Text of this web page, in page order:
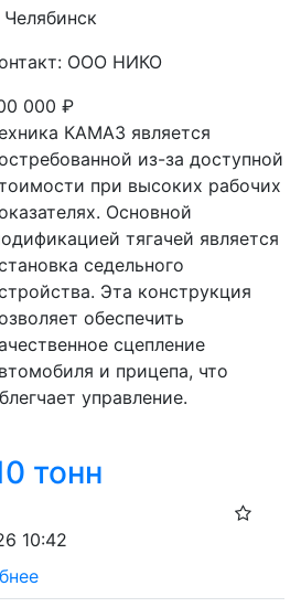
Челябинск
ООО НИКО
000₽
КАМАЗ является
из-за доступной
при высоких рабочих
Основной
тягачей является
седельного
Эта конструкция
обеспечить
сцепление
и прицепа, что
управление.
тонн
10:42